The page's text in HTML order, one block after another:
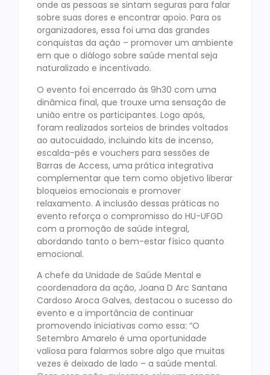
onde as pessoas se sintam seguras para falar
sobre suas dores e encontrar apoio. Para os
organizadores, essa foi uma das grandes
conquistas da ação – promover um ambiente
em que o diálogo sobre saúde mental seja
naturalizado e incentivado.
O evento foi encerrado às 9h30 com uma
dinâmica final, que trouxe uma sensação de
união entre os participantes. Logo após,
foram realizados sorteios de brindes voltados
ao autocuidado, incluindo kits de incenso,
escalda-pés e vouchers para sessões de
Barras de Access, uma prática integrativa
complementar que tem como objetivo liberar
bloqueios emocionais e promover
relaxamento. A inclusão dessas práticas no
evento reforça o compromisso do HU-UFGD
com a promoção de saúde integral,
abordando tanto o bem-estar físico quanto
emocional.
A chefe da Unidade de Saúde Mental e
coordenadora da ação, Joana D Arc Santana
Cardoso Aroca Galves, destacou o sucesso do
evento e a importância de continuar
promovendo iniciativas como essa: “O
Setembro Amarelo é uma oportunidade
valiosa para falarmos sobre algo que muitas
vezes é deixado de lado – a saúde mental.